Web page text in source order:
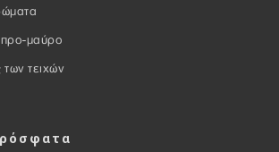
μαύρο
των τειχών